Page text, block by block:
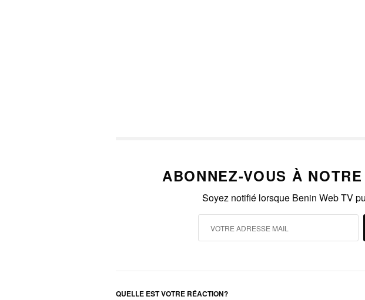
ABONNEZ-VOUS À
Soyez notifié lorsque Benin Web TV
QUELLE EST VOTRE RÉACTION?